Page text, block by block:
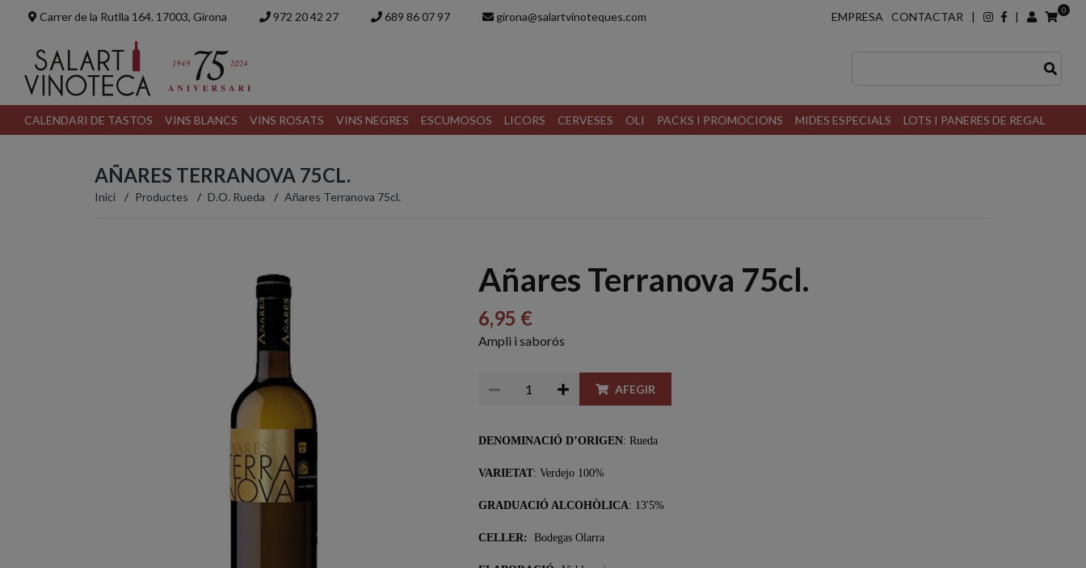
Carrer de la Rutlla 164. 17003, Girona 972 20 42 27 689 86 07 97 girona@salartvinoteques.com EMPRESA CONTACTAR | | 0
CALENDARI DE TASTOS VINS BLANCS VINS ROSATS VINS NEGRES ESCUMOSOS LICORS CERVESES OLI PACKS I PROMOCIONS MIDES ESPECIALS LOTS I PANERES DE REGAL
AÑARES TERRANOVA 75CL.
Inici Productes D.O. Rueda Añares Terranova 75cl.
Añares Terranova 75cl.
6,95 €
Ampli i saborós
AFEGIR
DENOMINACIÓ D’ORIGEN: Rueda
VARIETAT: Verdejo 100%
GRADUACIÓ ALCOHÒLICA: 13'5%
CELLER: Bodegas Olarra